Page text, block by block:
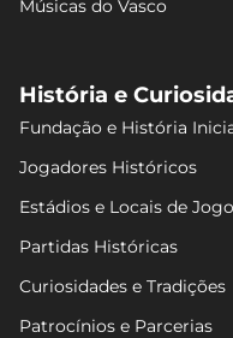
Músicas do Vasco
História e
Fundação e História
Jogadores Históricos
Estádios e Locais de
Partidas Históricas
Curiosidades e Tradições
Patrocínios e Parcerias